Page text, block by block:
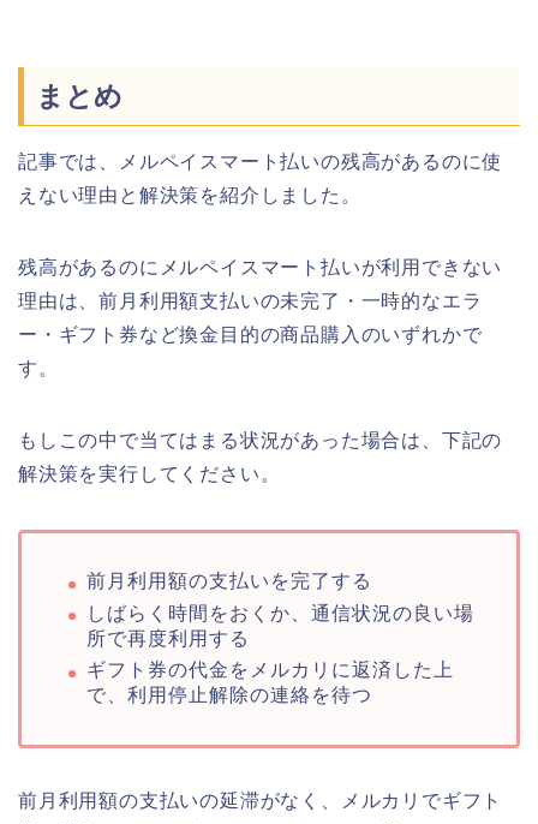
まとめ
記事では、メルペイスマート払いの残高があるのに使
えない理由と解決策を紹介しました。
残高があるのにメルペイスマート払いが利用できない
理由は、前月利用額支払いの未完了・一時的なエラ
ー・ギフト券など換金目的の商品購入のいずれかで
す。
もしこの中で当てはまる状況があった場合は、下記の
解決策を実行してください。
前月利用額の支払いを完了する
しばらく時間をおくか、通信状況の良い場
所で再度利用する
ギフト券の代金をメルカリに返済した上
で、利用停止解除の連絡を待つ
前月利用額の支払いの延滞がなく、メルカリでギフト